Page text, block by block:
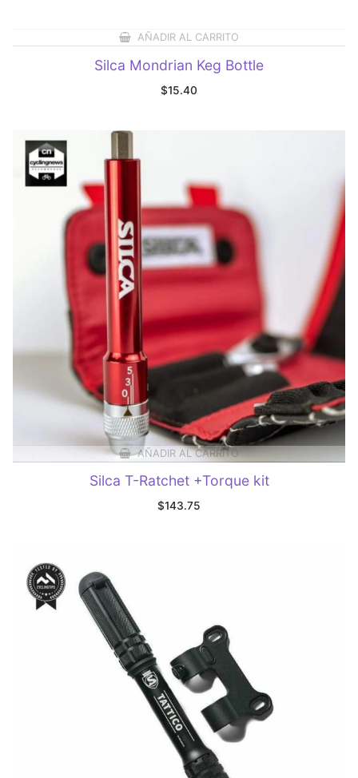
AÑADIR AL CARRITO
Silca Mondrian Keg Bottle
$15.40
AÑADIR AL CARRITO
Silca T-Ratchet +Torque kit
$143.75